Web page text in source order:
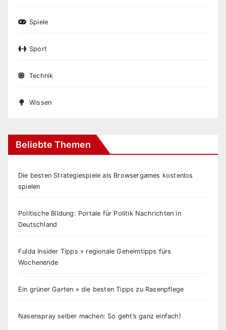
Spiele
Sport
Technik
Wissen
Beliebte Themen
Die besten Strategiespiele als Browsergames kostenlos
spielen
Politische Bildung: Portale für Politik Nachrichten in
Deutschland
Fulda Insider Tipps » regionale Geheimtipps fürs
Wochenende
Ein grüner Garten » die besten Tipps zu Rasenpflege
Nasenspray selber machen: So geht’s ganz einfach!